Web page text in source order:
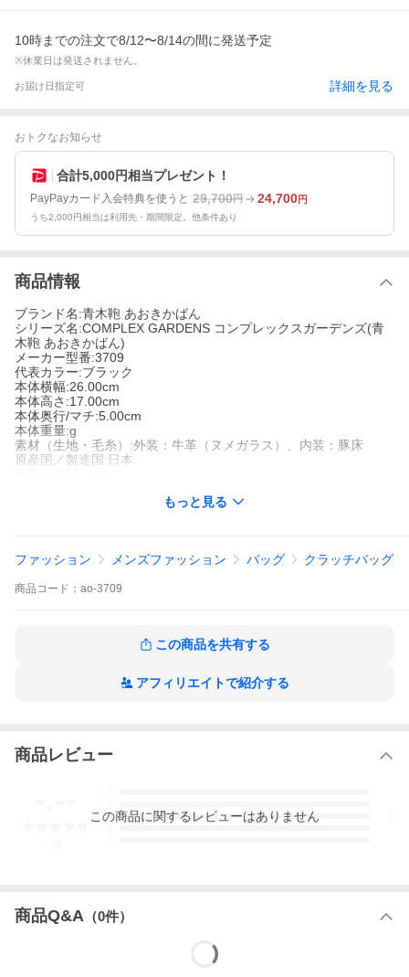
10時までの注文で8/12〜8/14の間に発送予定
※休業日は発送されません。
お届け日指定可 詳細を見る
おトクなお知らせ
合計5,000円相当プレゼント！
PayPayカード入会特典を使うと 29,700円 24,700円
うち2,000円相当は利用先・期間限定。他条件あり
商品情報
ブランド名:青木鞄 あおきかばん
シリーズ名:COMPLEX GARDENS コンプレックスガーデンズ(青
木鞄 あおきかばん)
メーカー型番:3709
代表カラー:ブラック
本体横幅:26.00cm
本体高さ:17.00cm
本体奥行/マチ:5.00cm
本体重量:g
素材（生地・毛糸）:外装：牛革（ヌメガラス）、内装：豚床
原産国／製造国:日本
ファッションテイスト:オフィス・ビジネス|カジュアル|シンプル
勤バッグ 通勤鞄 クラッチ セカンド シンプル ビジネス 通勤 出張
定がない際にキャンセルとさせていただく場合もございます。あ
らかじめご了承ください。
COMPLEX GARDENS をもっと見る ＞
新着アイテム・ポイントアップ情報 [TOP] ＞
青木鞄 COMPLEX GARDENS コンプレックスガーデンズ 枯淡 コ
ンドル。ステッチワークや切りっぱなしのラフなハンドクラフト
感覚がポイントです。大人の男らしさが物への拘りを周りにアピ
『複雑性に満ちた世の中』という意味を持つブランド「コンプレ
もっと見る
ファッション メンズファッション バッグ クラッチバッグ
商品 コード： ao-3709
この商品を共有する
アフィリエイトで紹介する
商品レビュー
3
この商品に関するレビューはありません
商品Q&A （0件）